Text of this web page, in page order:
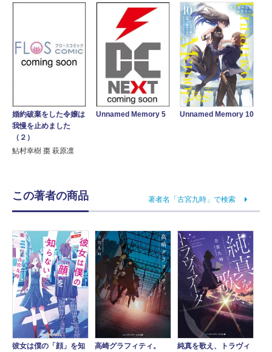
婚約破棄をした令嬢は
我慢を止めました
（２）
鮎村幸樹 棗 萩原凛
Unnamed Memory 5 Unnamed Memory 10
この著者の商品 著者名「古宮九時」で検索
彼女は僕の「顔」を知
高崎グラフィティ。
純真を歌え、トラヴィ